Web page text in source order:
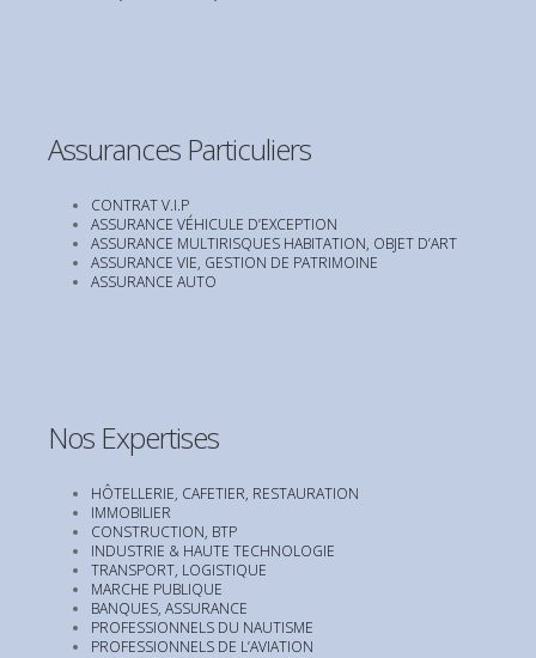
Assurances Particuliers
CONTRAT V.I.P
ASSURANCE VÉHICULE D’EXCEPTION
ASSURANCE MULTIRISQUES HABITATION, OBJET D’ART
ASSURANCE VIE, GESTION DE PATRIMOINE
ASSURANCE AUTO
Nos Expertises
HÔTELLERIE, CAFETIER, RESTAURATION
IMMOBILIER
CONSTRUCTION, BTP
INDUSTRIE & HAUTE TECHNOLOGIE
TRANSPORT, LOGISTIQUE
MARCHE PUBLIQUE
BANQUES, ASSURANCE
PROFESSIONNELS DU NAUTISME
PROFESSIONNELS DE L’AVIATION